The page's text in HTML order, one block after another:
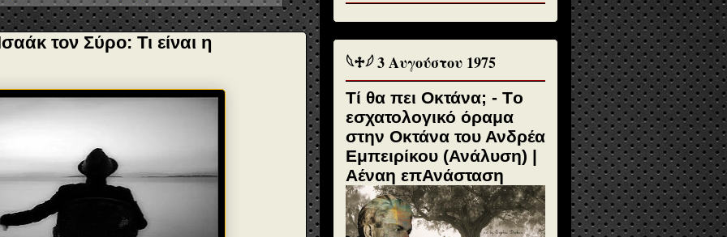
τον Σύρο: Τι είναι η
𓆩♱𓆪 3 Αυγούστου 1975
Τί θα πει Οκτάνα; - Tο
εσχατολογικό όραμα
στην Οκτάνα του Ανδρέα
Εμπειρίκου (Ανάλυση) |
Αέναη επΑνάσταση